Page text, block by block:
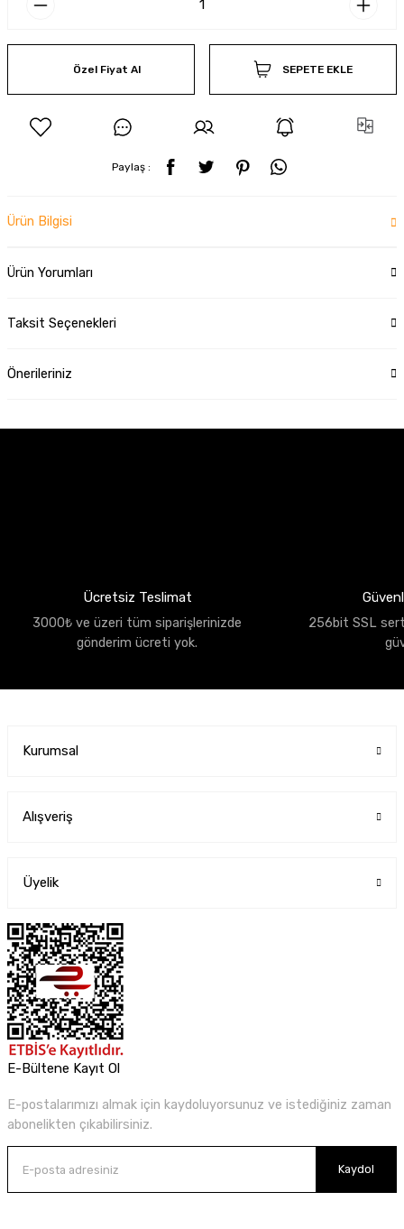
Özel Fiyat Al SEPETE EKLE
Paylaş :
Ürün Bilgisi
Ürün Yorumları
Taksit Seçenekleri
Önerileriniz
Ücretsiz Teslimat
3000₺ ve üzeri tüm siparişlerinizde
gönderim ücreti yok.
256bit SSL
Kurumsal
Alışveriş
Üyelik
E-Bültene Kayıt Ol
E-postalarımızı almak için kaydoluyorsunuz ve istediğiniz zaman
abonelikten çıkabilirsiniz.
Kaydol